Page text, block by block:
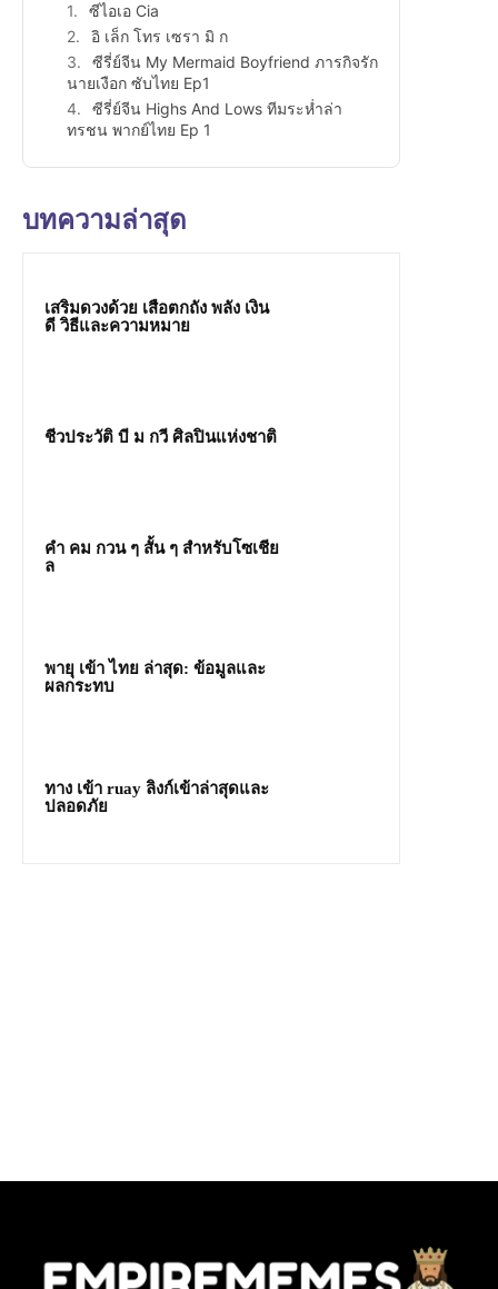
ซีไอเอ Cia
อิ เล็ก โทร เซรา มิ ก
ซีรี่ย์จีน My Mermaid Boyfriend ภารกิจรัก
นายเงือก ซับไทย Ep1
ซีรี่ย์จีน Highs And Lows ทีมระห่ำล่า
ทรชน พากย์ไทย Ep 1
บทความล่าสุด
เสริมดวงด้วย เสือตกถัง พลัง เงิน
ดี วิธีและความหมาย
ชีวประวัติ บี ม กวี ศิลปินแห่งชาติ
คํา คม กวน ๆ สั้น ๆ สำหรับโซเชีย
ล
พายุ เข้า ไทย ล่าสุด: ข้อมูลและ
ผลกระทบ
ทาง เข้า ruay ลิงก์เข้าล่าสุดและ
ปลอดภัย